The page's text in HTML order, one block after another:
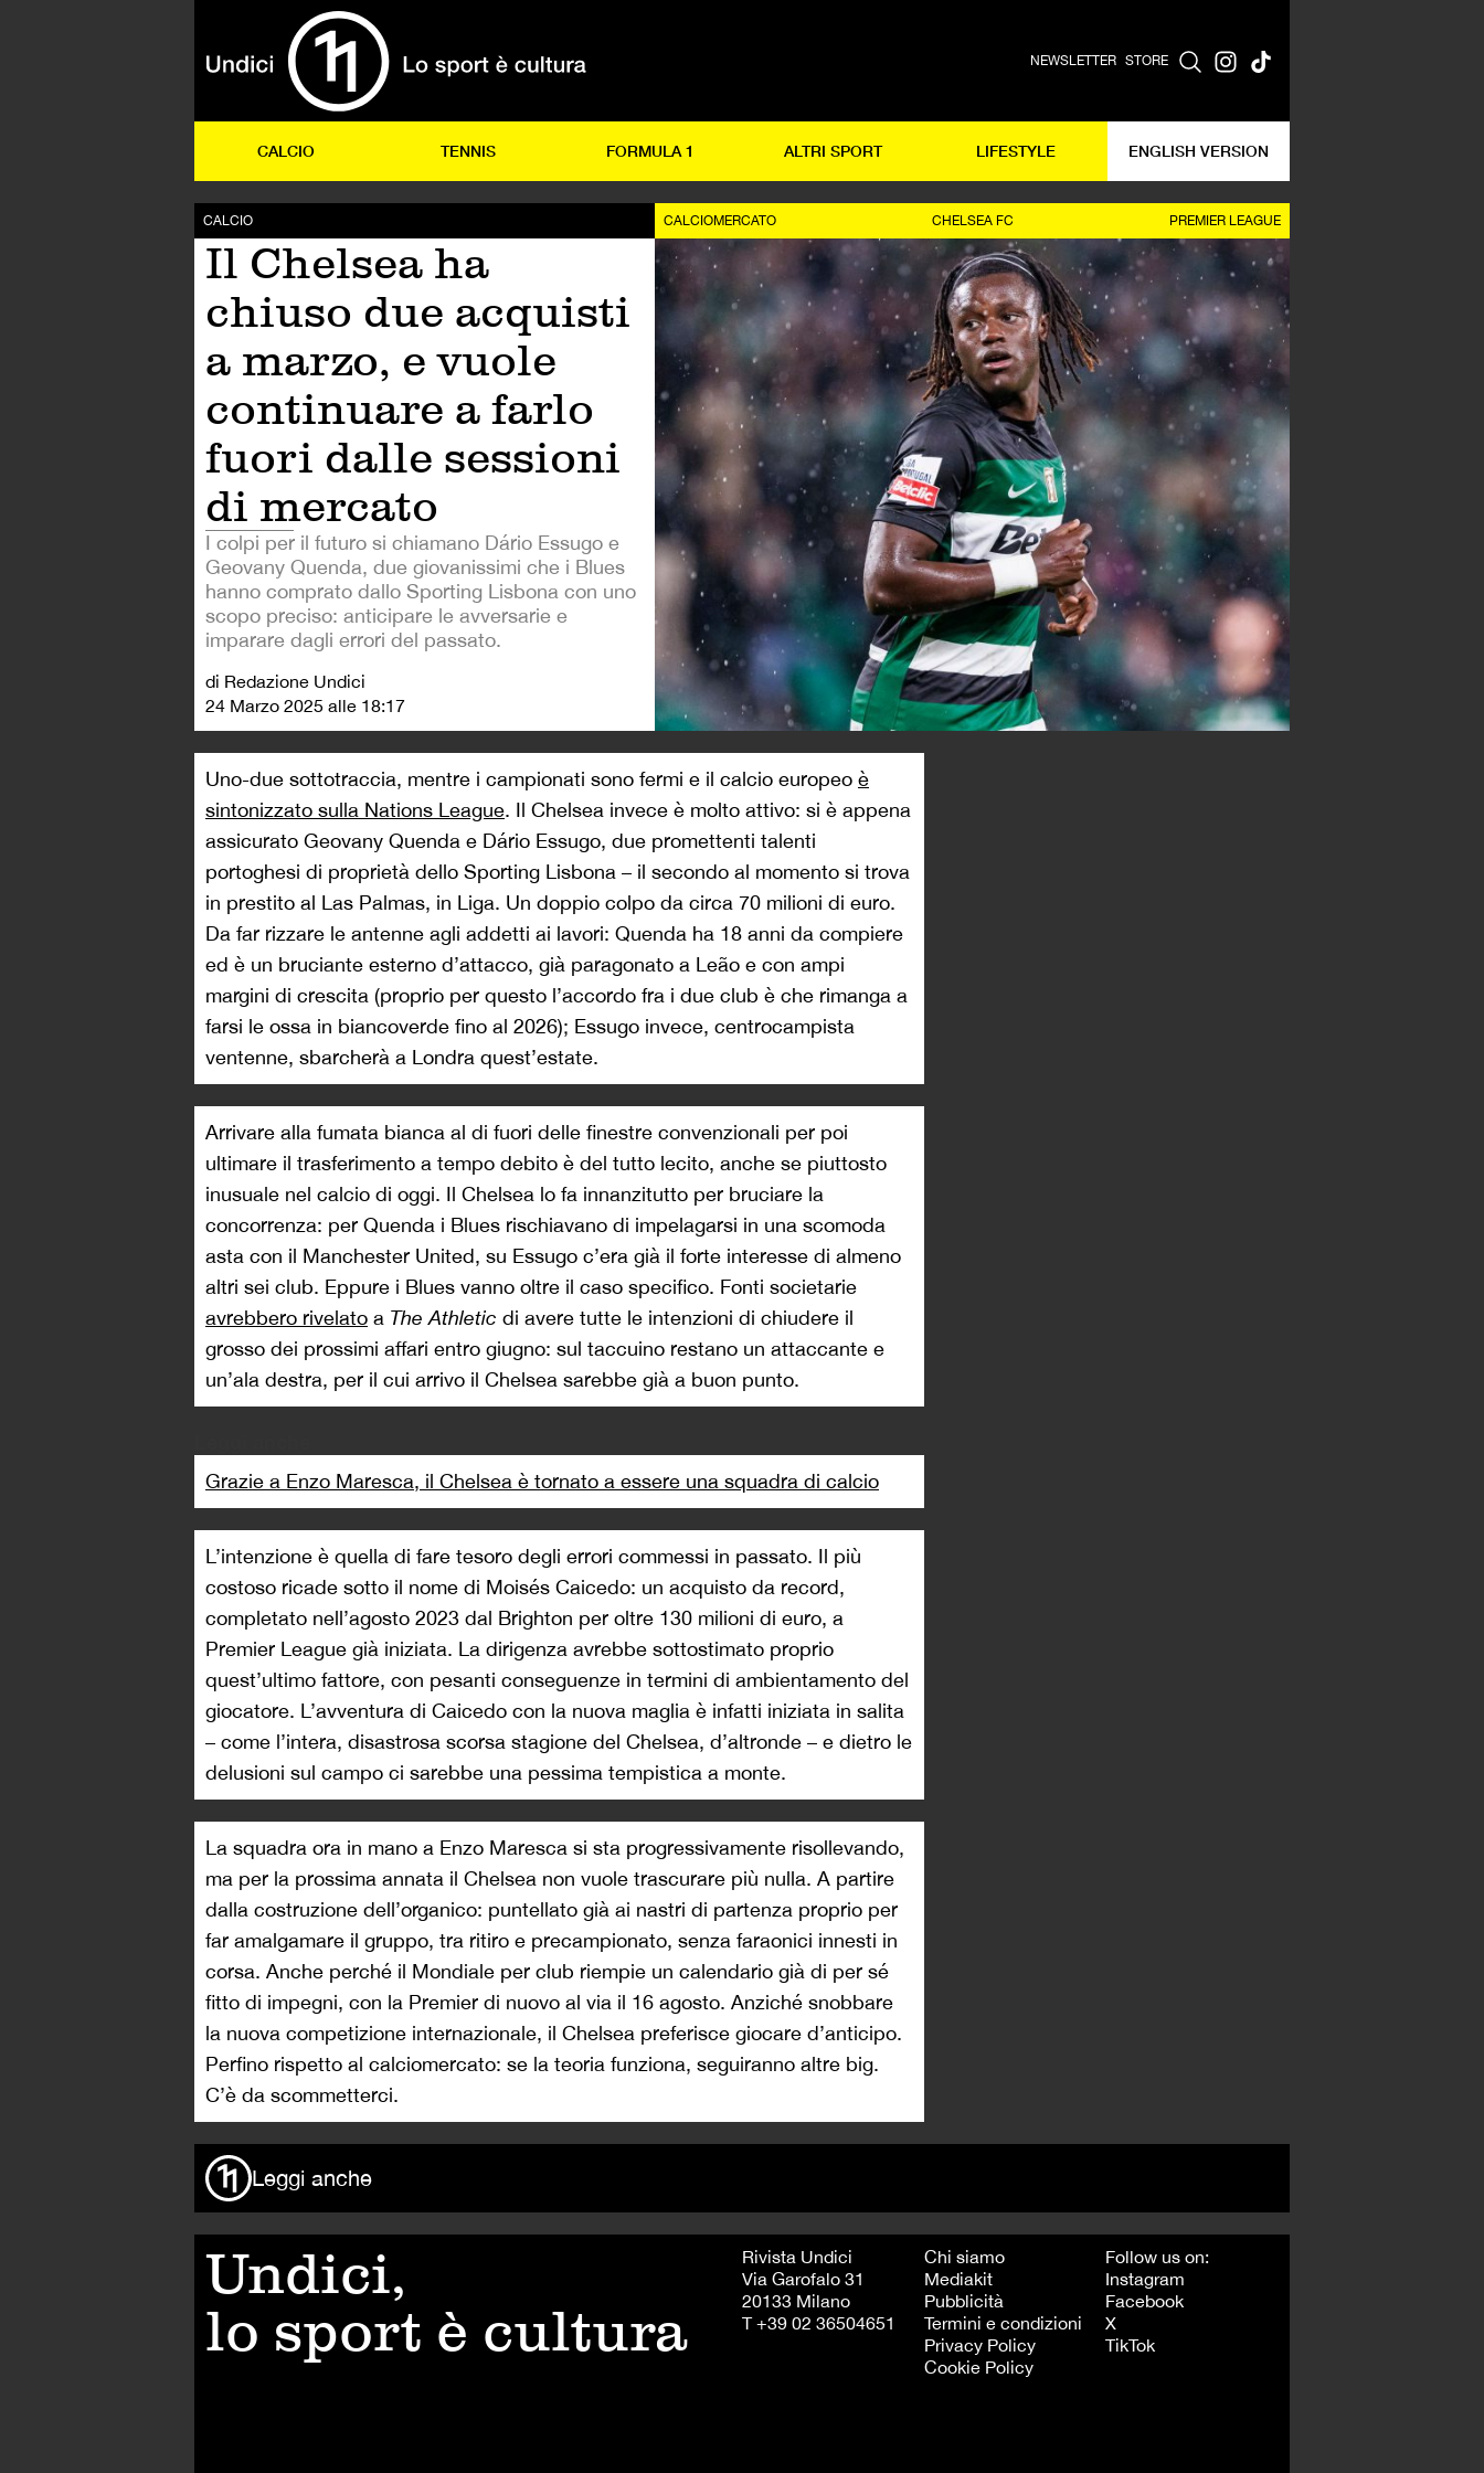
NEWSLETTER STORE
CALCIO TENNIS FORMULA 1 ALTRI SPORT LIFESTYLE ENGLISH VERSION
CALCIO
Il Chelsea ha
chiuso due acquisti
a marzo, e vuole
continuare a farlo
fuori dalle sessioni
di mercato
I colpi per il futuro si chiamano Dário Essugo e
Geovany Quenda, due giovanissimi che i Blues
hanno comprato dallo Sporting Lisbona con uno
scopo preciso: anticipare le avversarie e
imparare dagli errori del passato.
di Redazione Undici
24 Marzo 2025 alle 18:17
CALCIOMERCATO CHELSEA FC PREMIER LEAGUE
Uno-due sottotraccia, mentre i campionati sono fermi e il calcio europeo è
sintonizzato sulla Nations League. Il Chelsea invece è molto attivo: si è appena
assicurato Geovany Quenda e Dário Essugo, due promettenti talenti
portoghesi di proprietà dello Sporting Lisbona – il secondo al momento si trova
in prestito al Las Palmas, in Liga. Un doppio colpo da circa 70 milioni di euro.
Da far rizzare le antenne agli addetti ai lavori: Quenda ha 18 anni da compiere
ed è un bruciante esterno d’attacco, già paragonato a Leão e con ampi
margini di crescita (proprio per questo l’accordo fra i due club è che rimanga a
farsi le ossa in biancoverde fino al 2026); Essugo invece, centrocampista
ventenne, sbarcherà a Londra quest’estate.
Arrivare alla fumata bianca al di fuori delle finestre convenzionali per poi
ultimare il trasferimento a tempo debito è del tutto lecito, anche se piuttosto
inusuale nel calcio di oggi. Il Chelsea lo fa innanzitutto per bruciare la
concorrenza: per Quenda i Blues rischiavano di impelagarsi in una scomoda
asta con il Manchester United, su Essugo c’era già il forte interesse di almeno
altri sei club. Eppure i Blues vanno oltre il caso specifico. Fonti societarie
avrebbero rivelato a The Athletic di avere tutte le intenzioni di chiudere il
grosso dei prossimi affari entro giugno: sul taccuino restano un attaccante e
un’ala destra, per il cui arrivo il Chelsea sarebbe già a buon punto.
Grazie a Enzo Maresca, il Chelsea è tornato a essere una squadra di calcio
L’intenzione è quella di fare tesoro degli errori commessi in passato. Il più
costoso ricade sotto il nome di Moisés Caicedo: un acquisto da record,
completato nell’agosto 2023 dal Brighton per oltre 130 milioni di euro, a
Premier League già iniziata. La dirigenza avrebbe sottostimato proprio
quest’ultimo fattore, con pesanti conseguenze in termini di ambientamento del
giocatore. L’avventura di Caicedo con la nuova maglia è infatti iniziata in salita
– come l’intera, disastrosa scorsa stagione del Chelsea, d’altronde – e dietro le
delusioni sul campo ci sarebbe una pessima tempistica a monte.
La squadra ora in mano a Enzo Maresca si sta progressivamente risollevando,
ma per la prossima annata il Chelsea non vuole trascurare più nulla. A partire
dalla costruzione dell’organico: puntellato già ai nastri di partenza proprio per
far amalgamare il gruppo, tra ritiro e precampionato, senza faraonici innesti in
corsa. Anche perché il Mondiale per club riempie un calendario già di per sé
fitto di impegni, con la Premier di nuovo al via il 16 agosto. Anziché snobbare
la nuova competizione internazionale, il Chelsea preferisce giocare d’anticipo.
Perfino rispetto al calciomercato: se la teoria funziona, seguiranno altre big.
C’è da scommetterci.
Leggi anche
Undici,
lo sport è cultura
Rivista Undici
Via Garofalo 31
20133 Milano
T +39 02 36504651
Chi siamo
Mediakit
Pubblicità
Termini e condizioni
Privacy Policy
Cookie Policy
Follow us on:
Instagram
Facebook
X
TikTok